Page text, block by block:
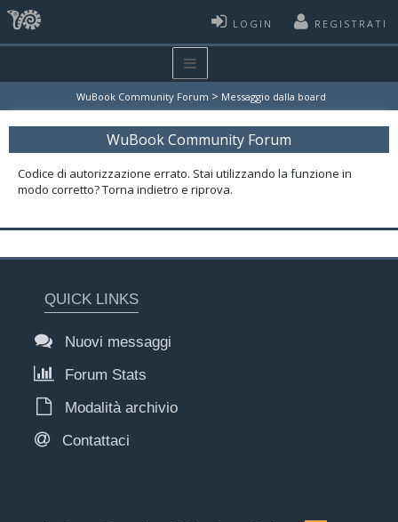
LOGIN REGISTRATI
WuBook Community Forum > Messaggio dalla board
WuBook Community Forum
Codice di autorizzazione errato. Stai utilizzando la funzione in
modo corretto? Torna indietro e riprova.
QUICK LINKS
Nuovi messaggi
Forum Stats
Modalità archivio
Contattaci